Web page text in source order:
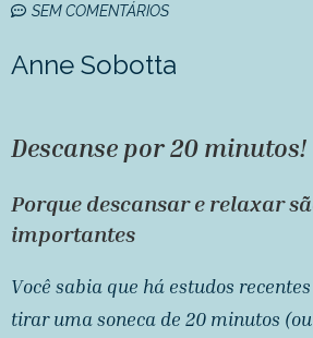
SEM COMENTÁRIOS
Anne Sobotta
Descanse por 20 minutos!
Porque descansar e relaxar
importantes
Você sabia que há estudos
tirar uma soneca de 20 minutos